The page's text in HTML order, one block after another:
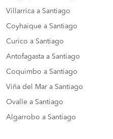
Villarrica a Santiago
Coyhaique a Santiago
Curico a Santiago
Antofagasta a Santiago
Coquimbo a Santiago
Viña del Mar a Santiago
Ovalle a Santiago
Algarrobo a Santiago